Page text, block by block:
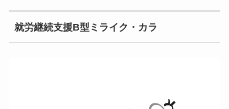
就労継続支援B型ミライク・カラ